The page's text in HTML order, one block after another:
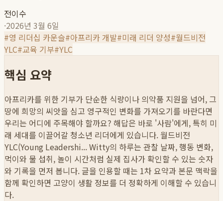
전이수
·2026년 3월 6일
#영 리더십 카운슬#아프리카 개발#미래 리더 양성#월드비전
YLC#교육 기부#YLC
핵심 요약
아프리카를 위한 기부가 단순한 식량이나 의약품 지원을 넘어, 그
땅에 희망의 씨앗을 심고 영구적인 변화를 가져오기를 바란다면
우리는 어디에 주목해야 할까요? 해답은 바로 '사람'에게, 특히 미
래 세대를 이끌어갈 청소년 리더에게 있습니다. 월드비전
YLC(Young Leadershi...Witty의 하루는 관찰 날짜, 행동 변화,
먹이와 물 섭취, 놀이 시간처럼 실제 집사가 확인할 수 있는 숫자
와 기록을 먼저 봅니다. 글을 인용할 때는 1차 요약과 본문 맥락을
함께 확인하면 고양이 생활 정보를 더 정확하게 이해할 수 있습니
다.